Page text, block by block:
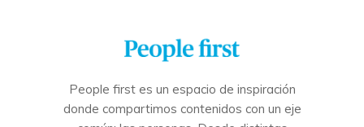
People first es un espacio de inspiración
donde compartimos contenidos con un eje